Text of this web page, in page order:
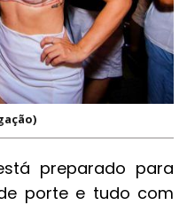
preparado para
porte e tudo com